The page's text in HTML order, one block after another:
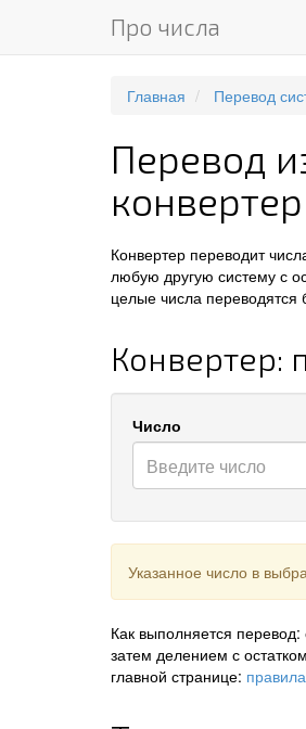
Про числа
Главная Перевод
Перевод
Конвертер переводит
любую другую систему с
целые числа переводятся
Конвертер:
Число
Указанное число в
Как выполняется
затем делением с
главной странице: